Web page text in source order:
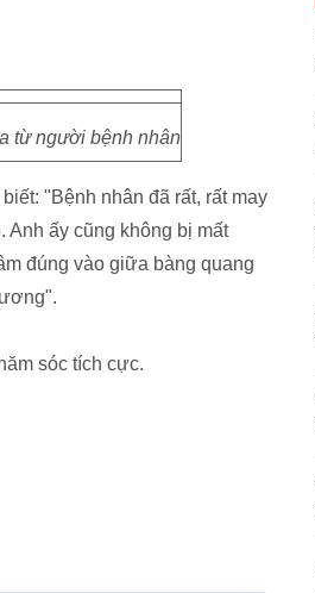
từ người bệnh nhân
"Bệnh nhân đã rất, rất may
Anh ấy cũng không bị mất
đúng vào giữa bàng quang
sóc tích cực.